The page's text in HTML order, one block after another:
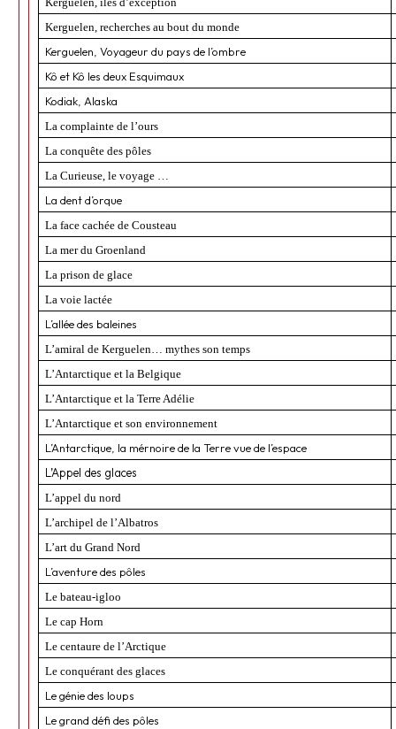
Kerguelen, recherches au bout du monde
Kerguelen, Voyageur du pays de l’ombre
Kô et Kô les deux Esquimaux
Kodiak, Alaska
La complainte de l’ours
La conquête des pôles
La Curieuse, le voyage …
La dent d’orque
La face cachée de Cousteau
La mer du Groenland
La prison de glace
La voie lactée
L’allée des baleines
L’amiral de Kerguelen… mythes son temps
L’Antarctique et la Belgique
L’Antarctique et la Terre Adélie
L’Antarctique et son environnement
L’Antarctique, la mérnoire de la Terre vue de l’espace
L’Appel des glaces
L’appel du nord
L’archipel de l’Albatros
L’art du Grand Nord
L’aventure des pôles
Le bateau-igloo
Le cap Horn
Le centaure de l’Arctique
Le conquérant des glaces
Le génie des loups
Le grand défi des pôles